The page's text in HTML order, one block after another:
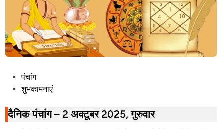
च्छा
ई
की
जी
का
क
ज
t
e
पंचांग
शुभकामनाएं
दैनिक पंचांग – 2 अक्टूबर 2025, गुरुवार